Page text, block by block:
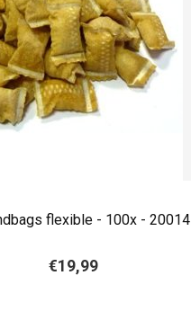
flexible - 100x - 20014
€19,99